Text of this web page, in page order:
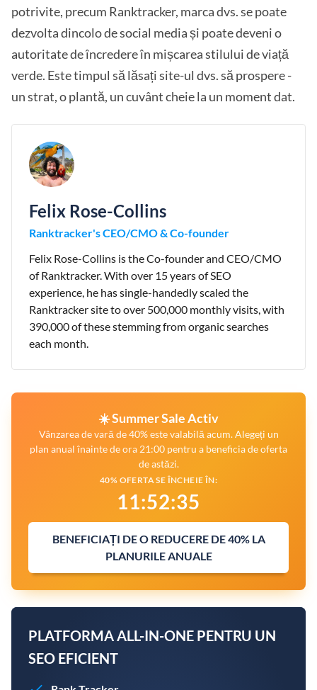
potrivite, precum Ranktracker, marca dvs. se poate
dezvolta dincolo de social media și poate deveni o
autoritate de încredere în mișcarea stilului de viață
verde. Este timpul să lăsați site-ul dvs. să prospere -
un strat, o plantă, un cuvânt cheie la un moment dat.
Felix Rose-Collins
Ranktracker's CEO/CMO & Co-founder
Felix Rose-Collins is the Co-founder and CEO/CMO
of Ranktracker. With over 15 years of SEO
experience, he has single-handedly scaled the
Ranktracker site to over 500,000 monthly visits, with
390,000 of these stemming from organic searches
each month.
☀️ Summer Sale Activ
Vânzarea de vară de 40% este valabilă acum. Alegeți un
plan anual înainte de ora 21:00 pentru a beneficia de oferta
de astăzi.
40% OFERTA SE ÎNCHEIE ÎN:
11:52:34
BENEFICIAȚI DE O REDUCERE DE 40% LA
PLANURILE ANUALE
PLATFORMA ALL-IN-ONE PENTRU UN
SEO EFICIENT